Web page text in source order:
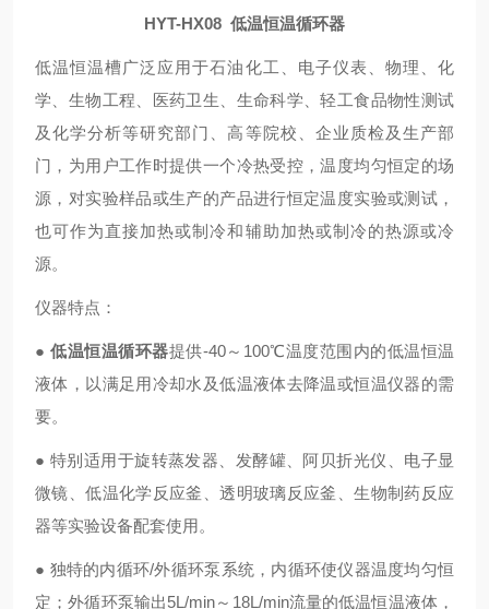
HYT-HX08 低温恒温循环器
低温恒温槽广泛应用于石油化工、电子仪表、物理、化
学、生物工程、医药卫生、生命科学、轻工食品物性测试
及化学分析等研究部门、高等院校、企业质检及生产部
门，为用户工作时提供一个冷热受控，温度均匀恒定的场
源，对实验样品或生产的产品进行恒定温度实验或测试，
也可作为直接加热或制冷和辅助加热或制冷的热源或冷
源。
仪器特点：
● 低温恒温循环器提供-40～100℃温度范围内的低温恒温
液体，以满足用冷却水及低温液体去降温或恒温仪器的需
要。
● 特别适用于旋转蒸发器、发酵罐、阿贝折光仪、电子显
微镜、低温化学反应釜、透明玻璃反应釜、生物制药反应
器等实验设备配套使用。
● 独特的内循环/外循环泵系统，内循环使仪器温度均匀恒
定；外循环泵输出5L/min～18L/min流量的低温恒温液体，